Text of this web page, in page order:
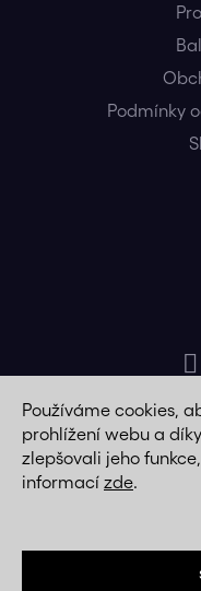
Používáme cookies,
prohlížení webu a
zlepšovali jeho
informací zde.
Podmínky